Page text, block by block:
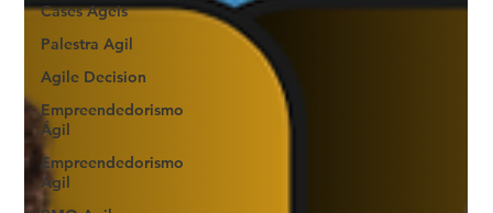
Cases Ageis
Palestra Agil
Agile Decision
Empreendedorismo
Ágil
Empreendedorismo
Agil